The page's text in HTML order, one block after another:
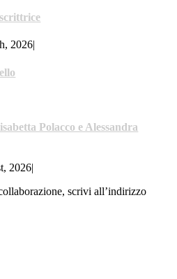
2026
Polacco e Alessandra
2026|
scrivi all’indirizzo